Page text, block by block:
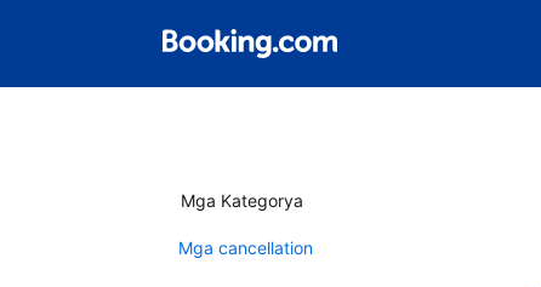
Mga Kategorya
Mga cancellation